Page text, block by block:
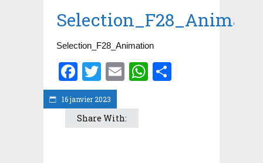
16 janvier 2023
Selection_F28_Animation
Facebook
Twitter
EmailWhatsApp
Share With: